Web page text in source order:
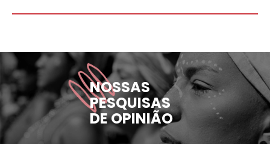
NOSSAS
PESQUISAS
DE OPINIÃO